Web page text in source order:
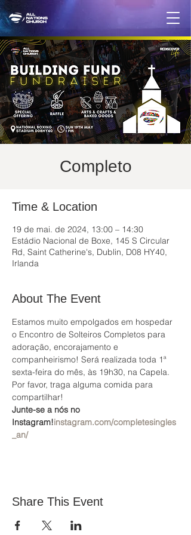
Completo
Time & Location
19 de mai. de 2024, 13:00 – 14:30
Estádio Nacional de Boxe, 145 S Circular
Rd, Saint Catherine's, Dublin, D08 HY40,
Irlanda
About The Event
Estamos muito empolgados em hospedar
o Encontro de Solteiros Completos para
adoração, encorajamento e
companheirismo! Será realizada toda 1ª
sexta-feira do mês, às 19h30, na Capela.
Por favor, traga alguma comida para
compartilhar!
Junte-se a nós no
Instagram!instagram.com/completesingles
_an/
Share This Event